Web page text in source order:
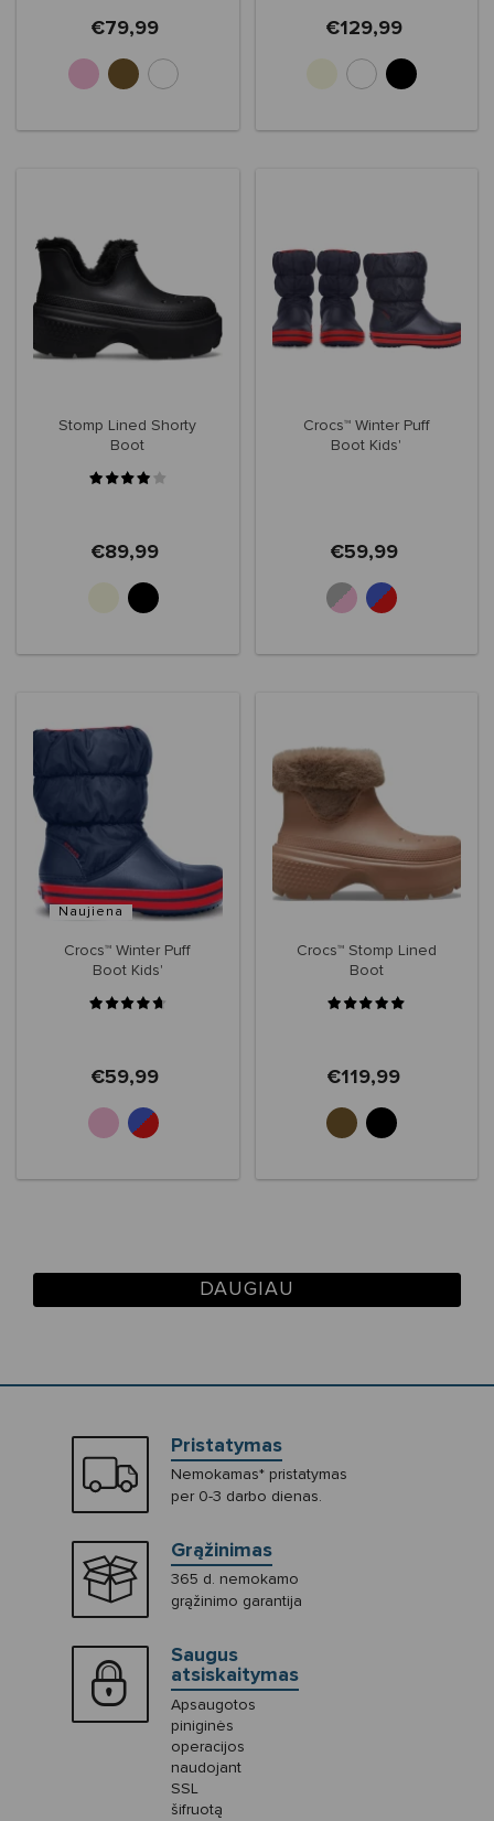
€79,99 €129,99
Stomp Lined Shorty
Boot
€89,99
Crocs™ Winter Puff
Boot Kids'
€59,99
Naujiena
Crocs™ Winter Puff
Boot Kids'
€59,99
Crocs™ Stomp Lined
Boot
€119,99
DAUGIAU
Pristatymas
Nemokamas* pristatymas
per 0-3 darbo dienas.
Grąžinimas
365 d. nemokamo
grąžinimo garantija
Saugus
atsiskaitymas
Apsaugotos
piniginės
operacijos
naudojant
SSL
šifruotą